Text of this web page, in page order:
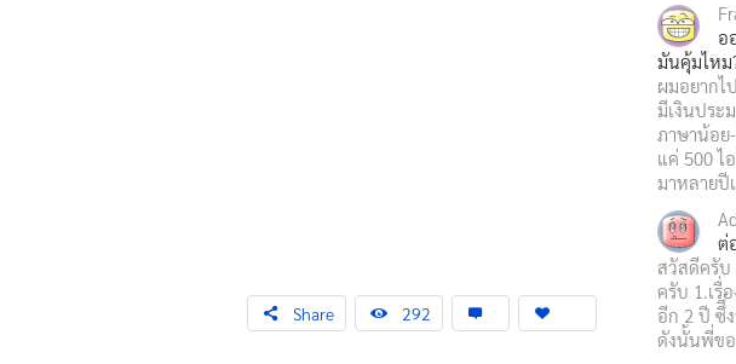
Share 292
อ
มันคุ้มไหม
ผมอยากไ
มีเงินประ
ภาษาน้อย
แค่ 500 ไ
มาหลาย
ต่
สวัสดีครั
ครับ 1.เรื่
อีก 2 ปี ซึึ่
ดังนั้นพี่ขอ